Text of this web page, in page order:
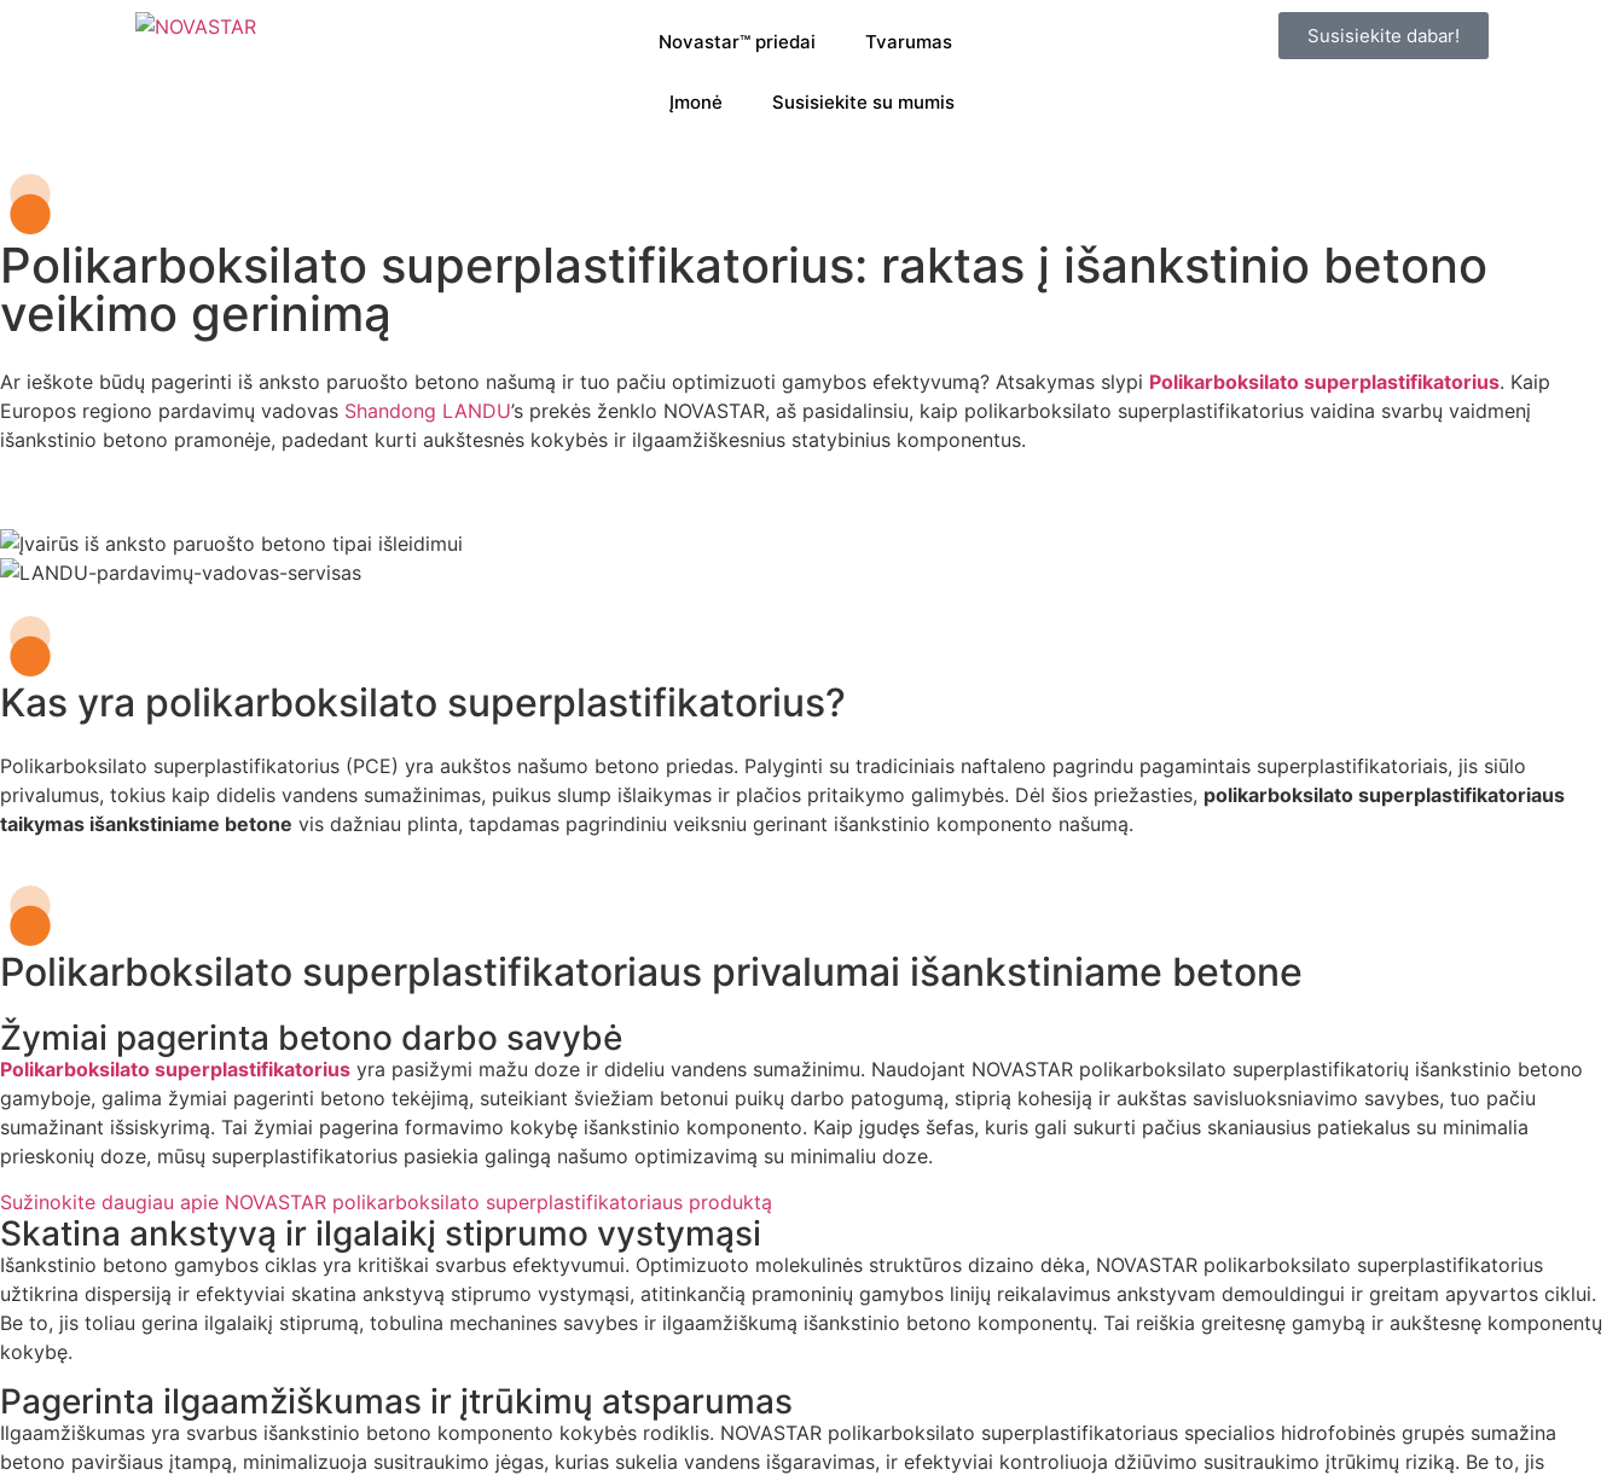
Novastar™ priedai Tvarumas
Įmonė Susisiekite su mumis
Susisiekite dabar!
Polikarboksilato superplastifikatorius: raktas į išankstinio betono
veikimo gerinimą
Ar ieškote būdų pagerinti iš anksto paruošto betono našumą ir tuo pačiu optimizuoti gamybos efektyvumą? Atsakymas slypi Polikarboksilato superplastifikatorius. Kaip
Europos regiono pardavimų vadovas Shandong LANDU’s prekės ženklo NOVASTAR, aš pasidalinsiu, kaip polikarboksilato superplastifikatorius vaidina svarbų vaidmenį
išankstinio betono pramonėje, padedant kurti aukštesnės kokybės ir ilgaamžiškesnius statybinius komponentus.
Kas yra polikarboksilato superplastifikatorius?
Polikarboksilato superplastifikatorius (PCE) yra aukštos našumo betono priedas. Palyginti su tradiciniais naftaleno pagrindu pagamintais superplastifikatoriais, jis siūlo
privalumus, tokius kaip didelis vandens sumažinimas, puikus slump išlaikymas ir plačios pritaikymo galimybės. Dėl šios priežasties, polikarboksilato superplastifikatoriaus
taikymas išankstiniame betone vis dažniau plinta, tapdamas pagrindiniu veiksniu gerinant išankstinio komponento našumą.
Polikarboksilato superplastifikatoriaus privalumai išankstiniame betone
Žymiai pagerinta betono darbo savybė
Polikarboksilato superplastifikatorius yra pasižymi mažu doze ir dideliu vandens sumažinimu. Naudojant NOVASTAR polikarboksilato superplastifikatorių išankstinio betono
gamyboje, galima žymiai pagerinti betono tekėjimą, suteikiant šviežiam betonui puikų darbo patogumą, stiprią kohesiją ir aukštas savisluoksniavimo savybes, tuo pačiu
sumažinant išsiskyrimą. Tai žymiai pagerina formavimo kokybę išankstinio komponento. Kaip įgudęs šefas, kuris gali sukurti pačius skaniausius patiekalus su minimalia
prieskonių doze, mūsų superplastifikatorius pasiekia galingą našumo optimizavimą su minimaliu doze.
Sužinokite daugiau apie NOVASTAR polikarboksilato superplastifikatoriaus produktą
Skatina ankstyvą ir ilgalaikį stiprumo vystymąsi
Išankstinio betono gamybos ciklas yra kritiškai svarbus efektyvumui. Optimizuoto molekulinės struktūros dizaino dėka, NOVASTAR polikarboksilato superplastifikatorius
užtikrina dispersiją ir efektyviai skatina ankstyvą stiprumo vystymąsi, atitinkančią pramoninių gamybos linijų reikalavimus ankstyvam demouldingui ir greitam apyvartos ciklui.
Be to, jis toliau gerina ilgalaikį stiprumą, tobulina mechanines savybes ir ilgaamžiškumą išankstinio betono komponentų. Tai reiškia greitesnę gamybą ir aukštesnę komponentų
kokybę.
Pagerinta ilgaamžiškumas ir įtrūkimų atsparumas
Ilgaamžiškumas yra svarbus išankstinio betono komponento kokybės rodiklis. NOVASTAR polikarboksilato superplastifikatoriaus specialios hidrofobinės grupės sumažina
betono paviršiaus įtampą, minimalizuoja susitraukimo jėgas, kurias sukelia vandens išgaravimas, ir efektyviai kontroliuoja džiūvimo susitraukimo įtrūkimų riziką. Be to, jis